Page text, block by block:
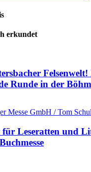
erkundet
Felsenwelt!
Runde in der
Leseratten und